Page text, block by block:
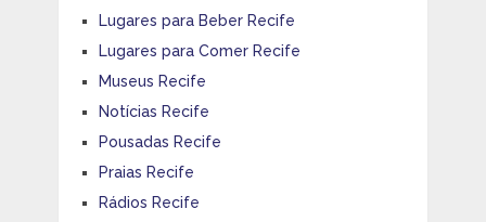
Lugares para Beber Recife
Lugares para Comer Recife
Museus Recife
Notícias Recife
Pousadas Recife
Praias Recife
Rádios Recife